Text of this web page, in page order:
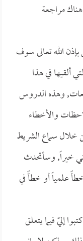
مراجعة
بإذن الله تعالى سوف
ألقيها في هذا
وهذه الدروس
والأخطاء
خلال سماع الشريط
خيراً, وسأتحدث
علمياً أو خطأً في
إليّ فيما يتعلق